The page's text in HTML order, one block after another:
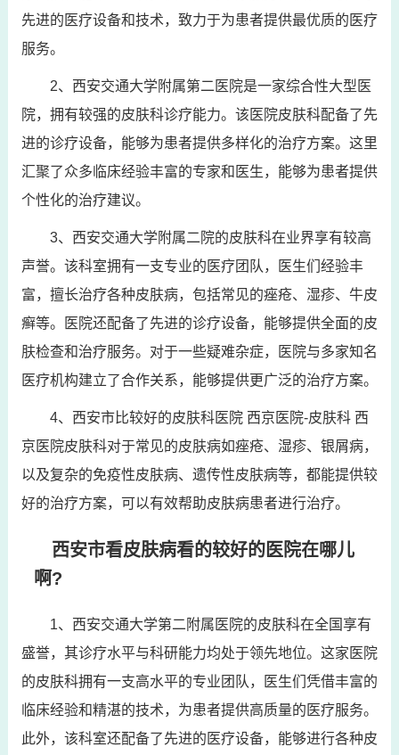
先进的医疗设备和技术，致力于为患者提供最优质的医疗
服务。
2、西安交通大学附属第二医院是一家综合性大型医
院，拥有较强的皮肤科诊疗能力。该医院皮肤科配备了先
进的诊疗设备，能够为患者提供多样化的治疗方案。这里
汇聚了众多临床经验丰富的专家和医生，能够为患者提供
个性化的治疗建议。
3、西安交通大学附属二院的皮肤科在业界享有较高
声誉。该科室拥有一支专业的医疗团队，医生们经验丰
富，擅长治疗各种皮肤病，包括常见的痤疮、湿疹、牛皮
癣等。医院还配备了先进的诊疗设备，能够提供全面的皮
肤检查和治疗服务。对于一些疑难杂症，医院与多家知名
医疗机构建立了合作关系，能够提供更广泛的治疗方案。
4、西安市比较好的皮肤科医院 西京医院-皮肤科 西
京医院皮肤科对于常见的皮肤病如痤疮、湿疹、银屑病，
以及复杂的免疫性皮肤病、遗传性皮肤病等，都能提供较
好的治疗方案，可以有效帮助皮肤病患者进行治疗。
西安市看皮肤病看的较好的医院在哪儿
啊?
1、西安交通大学第二附属医院的皮肤科在全国享有
盛誉，其诊疗水平与科研能力均处于领先地位。这家医院
的皮肤科拥有一支高水平的专业团队，医生们凭借丰富的
临床经验和精湛的技术，为患者提供高质量的医疗服务。
此外，该科室还配备了先进的医疗设备，能够进行各种皮